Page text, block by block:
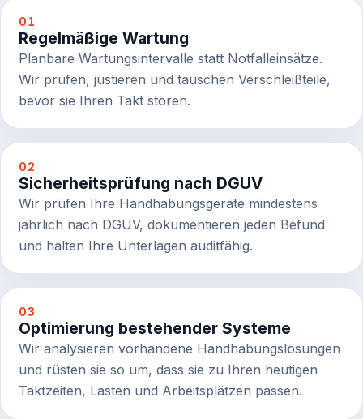
01
Regelmäßige Wartung
Planbare Wartungsintervalle statt Notfalleinsätze.
Wir prüfen, justieren und tauschen Verschleißteile,
bevor sie Ihren Takt stören.
02
Sicherheitsprüfung nach DGUV
Wir prüfen Ihre Handhabungsgeräte mindestens
jährlich nach DGUV, dokumentieren jeden Befund
und halten Ihre Unterlagen auditfähig.
03
Optimierung bestehender Systeme
Wir analysieren vorhandene Handhabungslösungen
und rüsten sie so um, dass sie zu Ihren heutigen
Taktzeiten, Lasten und Arbeitsplätzen passen.